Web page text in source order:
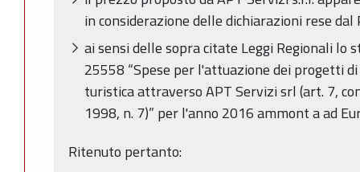
in considerazione delle dichiarazioni rese
ai sensi delle sopra citate Leggi Regionali
25558 “Spese per l'attuazione dei progetti
turistica attraverso APT Servizi srl (art. 7,
1998, n. 7)” per l'anno 2016 ammont a ad
Ritenuto pertanto: